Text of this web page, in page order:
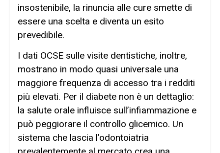
insostenibile, la rinuncia alle cure smette di
essere una scelta e diventa un esito
prevedibile.
I dati OCSE sulle visite dentistiche, inoltre,
mostrano in modo quasi universale una
maggiore frequenza di accesso tra i redditi
più elevati. Per il diabete non è un dettaglio:
la salute orale influisce sull’infiammazione e
può peggiorare il controllo glicemico. Un
sistema che lascia l’odontoiatria